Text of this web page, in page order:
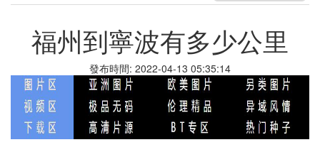
福州到寧波有多少公里
發布時間: 2022-04-13 05:35:14